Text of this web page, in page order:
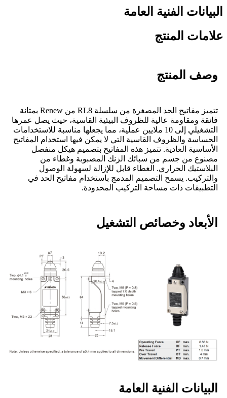
البيانات الفنية العامة
علامات المنتج
وصف المنتج
تتميز مفاتيح الحد المصغرة من سلسلة RL8 من Renew بمتانة
فائقة ومقاومة عالية للظروف البيئية القاسية، حيث يصل عمرها
التشغيلي إلى 10 ملايين عملية، مما يجعلها مناسبة للاستخدامات
الحساسة والظروف القاسية التي لا يمكن فيها استخدام المفاتيح
الأساسية العادية. تتميز هذه المفاتيح بتصميم هيكل منفصل
مصنوع من جسم من سبائك الزنك المصبوبة وغطاء من
البلاستيك الحراري. الغطاء قابل للإزالة لسهولة الوصول
والتركيب. يسمح التصميم المدمج باستخدام مفاتيح الحد في
التطبيقات ذات مساحة التركيب المحدودة.
الأبعاد وخصائص التشغيل
البيانات الفنية العامة